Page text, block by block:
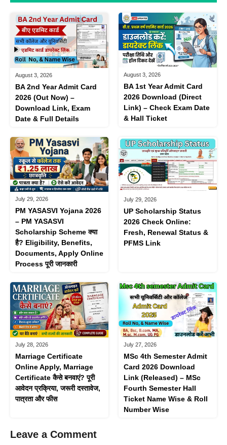
August 3, 2026
BA 2nd Year Admit Card
2026 (Out Now) –
Download Link, Exam
Date & Full Details
August 3, 2026
BA 1st Year Admit Card
2026 Download (Direct
Link) – Check Exam Date
& Hall Ticket
July 29, 2026
PM YASASVI Yojana 2026
– PM YASASVI
Scholarship Scheme क्या
है? Eligibility, Benefits,
Documents, Apply Online
Process पूरी जानकारी
July 29, 2026
UP Scholarship Status
2026 Check Online:
Fresh, Renewal Status &
PFMS Link
July 28, 2026
Marriage Certificate
Online Apply, Marriage
Certificate कैसे बनवाएं? पूरी
आवेदन प्रक्रिया, जरूरी दस्तावेज,
पात्रता और फीस
July 27, 2026
MSc 4th Semester Admit
Card 2026 Download
Link (Released) – MSc
Fourth Semester Hall
Ticket Name Wise & Roll
Number Wise
Leave a Comment